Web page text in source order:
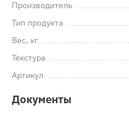
Производитель
Тип продукта
Вес, кг
Текстура
Артикул
Документы